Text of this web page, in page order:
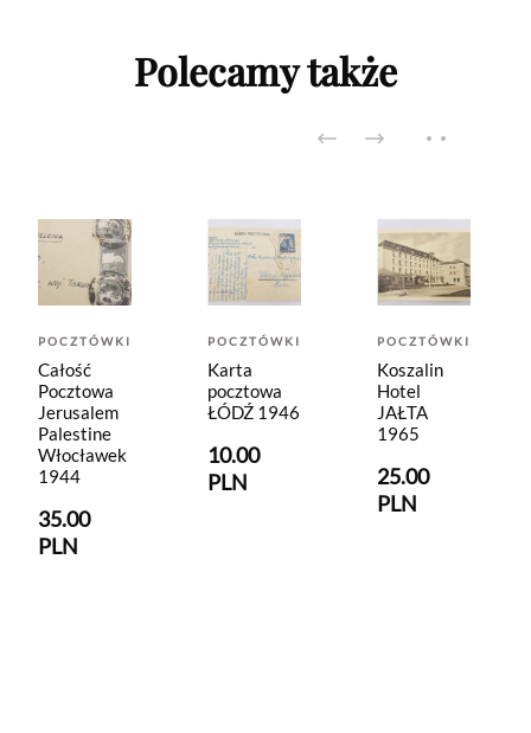
Polecamy także
POCZTÓWKI
Całość
Pocztowa
Jerusalem
Palestine
Włocławek
1944
35.00
PLN
POCZTÓWKI
Karta
pocztowa
ŁÓDŹ 1946
10.00
PLN
POCZTÓWKI
Koszalin
Hotel
JAŁTA
1965
25.00
PLN